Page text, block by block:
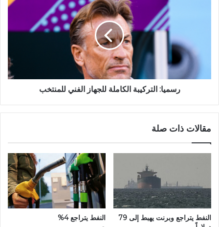
رسميا: التركيبة الكاملة للجهاز الفني للمنتخب
مقالات ذات صلة
النفط يتراجع وبرنت يهبط إلى 79
النفط يتراجع 4%